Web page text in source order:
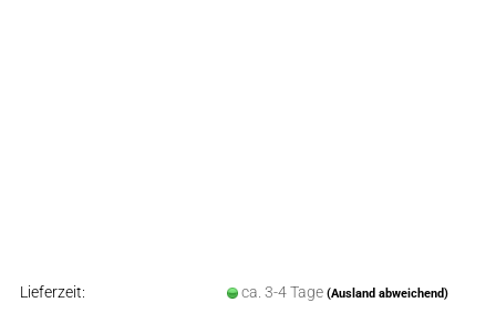
Lieferzeit: ca. 3-4 Tage (Ausland abweichend)